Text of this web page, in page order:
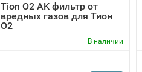
Tion O2 AK фильтр от
вредных газов для Тион
O2
В наличии